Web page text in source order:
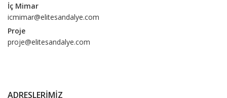
İç Mimar
icmimar@elitesandalye.com
Proje
proje@elitesandalye.com
ADRESLERİMİZ